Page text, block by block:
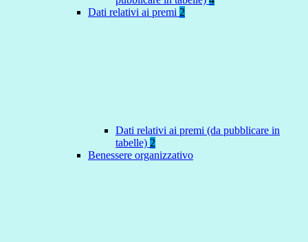
Dati relativi ai premi 2
Dati relativi ai premi (da pubblicare in
tabelle) 2
Benessere organizzativo